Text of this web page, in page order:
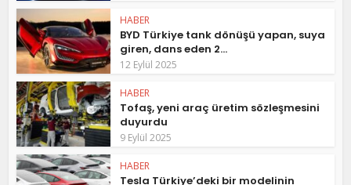
HABER
BYD Türkiye tank dönüşü yapan, suya
giren, dans eden 2...
12 Eylül 2025
HABER
Tofaş, yeni araç üretim sözleşmesini
duyurdu
9 Eylül 2025
HABER
Tesla Türkiye’deki bir modelinin